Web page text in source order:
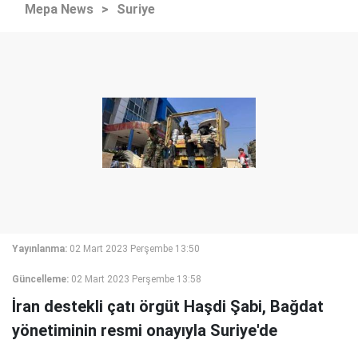
Mepa News > Suriye
Yayınlanma: 02 Mart 2023 Perşembe 13:50
Güncelleme: 02 Mart 2023 Perşembe 13:58
İran destekli çatı örgüt Haşdi Şabi, Bağdat
yönetiminin resmi onayıyla Suriye'de